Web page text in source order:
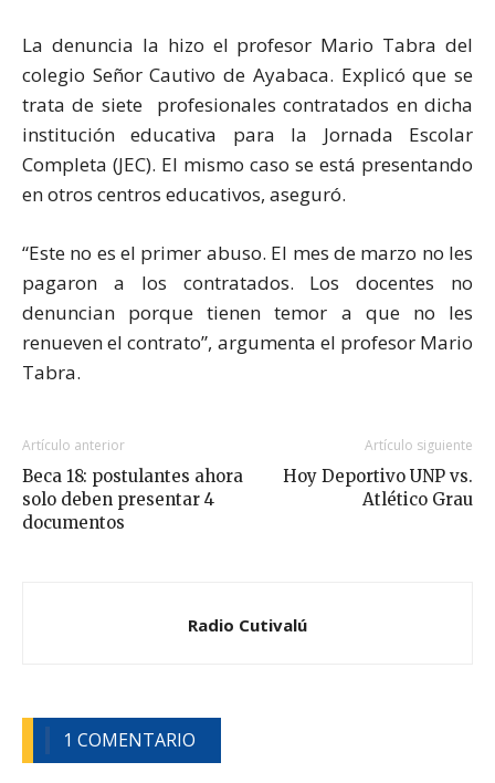
La denuncia la hizo el profesor Mario Tabra del
colegio Señor Cautivo de Ayabaca. Explicó que se
trata de siete profesionales contratados en dicha
institución educativa para la Jornada Escolar
Completa (JEC). El mismo caso se está presentando
en otros centros educativos, aseguró.
“Este no es el primer abuso. El mes de marzo no les
pagaron a los contratados. Los docentes no
denuncian porque tienen temor a que no les
renueven el contrato”, argumenta el profesor Mario
Tabra.
Artículo anterior
Beca 18: postulantes ahora
solo deben presentar 4
documentos
Artículo siguiente
Hoy Deportivo UNP vs.
Atlético Grau
Radio Cutivalú
1 COMENTARIO